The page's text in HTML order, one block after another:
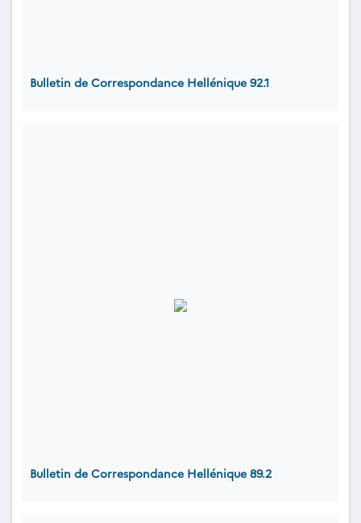
Bulletin de Correspondance Hellénique 92.1
Bulletin de Correspondance Hellénique 89.2